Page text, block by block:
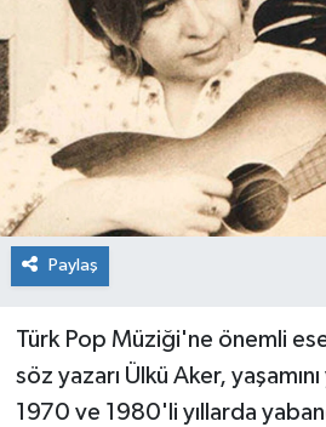
Paylaş
Türk Pop Müziği'ne önemli
söz yazarı Ülkü Aker,
1970 ve 1980'li yıllarda
KULTUR-SANAT
MAGAZİN
MEDYA
ÖZEL HABER
POLİTİKA